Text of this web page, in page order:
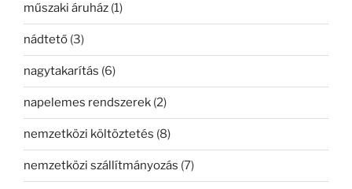
műszaki áruház (1)
nádtető (3)
nagytakarítás (6)
napelemes rendszerek (2)
nemzetközi költöztetés (8)
nemzetközi szállítmányozás (7)